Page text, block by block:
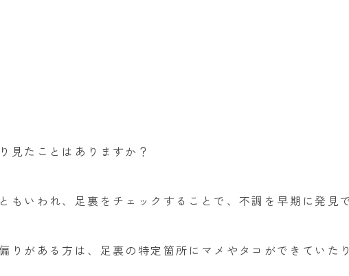
見たことはありますか？
もいわれ、足裏をチェックすることで、不調を早期に発見
りがある方は、足裏の特定箇所にマメやタコができていた